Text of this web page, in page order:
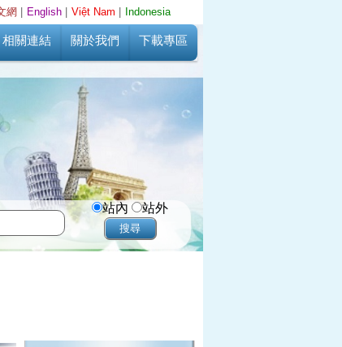
網 English Việt Nam Indonesia
相關連結 關於我們 下載專區
站內 站外